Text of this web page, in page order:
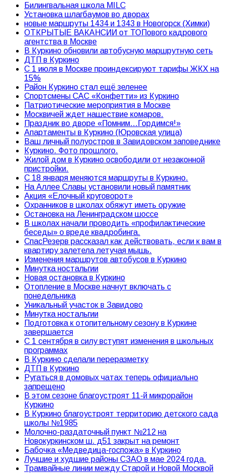
Билингвальная школа MILC
Установка шлагбаумов во дворах
новые маршруты 1434 и 1343 в Новогорск (Химки)
ОТКРЫТЫЕ ВАКАНСИИ от ТОПового кадрового
агентства в Москве
В Куркино обновили автобусную маршрутную сеть
ДТП в Куркино
С 1 июля в Москве проиндексируют тарифы ЖКХ на
15%
Район Куркино стал ещё зеленее
Спортсмены САС «Конфетти» из Куркино
Патриотические мероприятия в Москве
Москвичей ждет нашествие комаров.
Праздник во дворе «Помним…Гордимся!»
Апартаменты в Куркино (Юровская улица)
Ваш личный полуостров в Завидовском заповеднике
Куркино. Фото прошлого.
Жилой дом в Куркино освободили от незаконной
пристройки.
С 18 января меняются маршруты в Куркино.
На Аллее Славы установили новый памятник
Акция «Елочный круговорот»
Охранников в школах обяжут иметь оружие
Остановка на Ленинградском шоссе
В школах начали проводить «профилактические
беседы» о вреде квадробинга.
СпасРезерв рассказал как действовать, если к вам в
квартиру залетела летучая мышь.
Изменения маршрутов автобусов в Куркино
Минутка ностальгии
Новая остановка в Куркино
Отопление в Москве начнут включать с
понедельника
Уникальный участок в Завидово
Минутка ностальгии
Подготовка к отопительному сезону в Куркине
завершается
С 1 сентября в силу вступят изменения в школьных
программах
В Куркино сделали переразметку
ДТП в Куркино
Ругаться в домовых чатах теперь официально
запрещено
В этом сезоне благоустроят 11-й микрорайон
Куркино
В Куркино благоустроят территорию детского сада
школы №1985
Молочно-раздаточный пункт №212 на
Новокуркинском ш. д51 закрыт на ремонт
Бабочка «Медведица-госпожа» в Куркино
Лучшие и худшие районы СЗАО в мае 2024 года.
Трамвайные линии между Старой и Новой Москвой